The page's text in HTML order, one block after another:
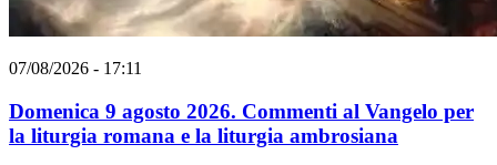
07/08/2026 - 17:11
Domenica 9 agosto 2026. Commenti al Vangelo per
la liturgia romana e la liturgia ambrosiana